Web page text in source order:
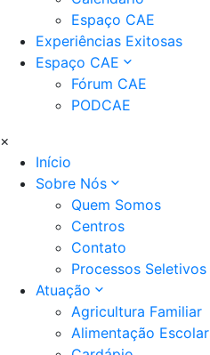
Espaço CAE
Experiências Exitosas
Espaço CAE
Fórum CAE
PODCAE
×
Início
Sobre Nós
Quem Somos
Centros
Contato
Processos Seletivos
Atuação
Agricultura Familiar
Alimentação Escolar